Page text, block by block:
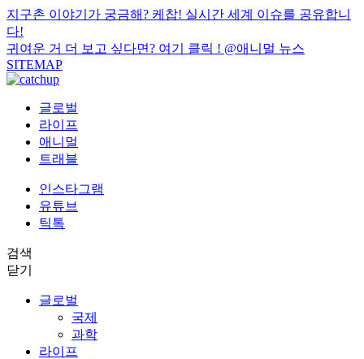
지구촌 이야기가 궁금해? 케찹! 실시간 세계 이슈를 공유합니
다!
귀여운 거 더 보고 싶다면? 여기 클릭 ! @애니멀 뉴스
SITEMAP
글로벌
라이프
애니멀
트래블
인스타그램
유튜브
틱톡
검색
닫기
글로벌
국제
과학
라이프